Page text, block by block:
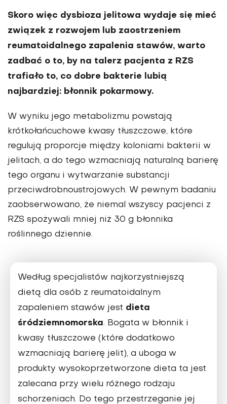
Skoro więc dysbioza jelitowa wydaje się mieć
związek z rozwojem lub zaostrzeniem
reumatoidalnego zapalenia stawów, warto
zadbać o to, by na talerz pacjenta z RZS
trafiało to, co dobre bakterie lubią
najbardziej: błonnik pokarmowy.
W wyniku jego metabolizmu powstają
krótkołańcuchowe kwasy tłuszczowe, które
regulują proporcje między koloniami bakterii w
jelitach, a do tego wzmacniają naturalną barierę
tego organu i wytwarzanie substancji
przeciwdrobnoustrojowych. W pewnym badaniu
zaobserwowano, że niemal wszyscy pacjenci z
RZS spożywali mniej niż 30 g błonnika
roślinnego dziennie.
Według specjalistów najkorzystniejszą
dietą dla osób z reumatoidalnym
zapaleniem stawów jest dieta
śródziemnomorska. Bogata w błonnik i
kwasy tłuszczowe (które dodatkowo
wzmacniają barierę jelit), a uboga w
produkty wysokoprzetworzone dieta ta jest
zalecana przy wielu różnego rodzaju
schorzeniach. Do tego przestrzeganie jej